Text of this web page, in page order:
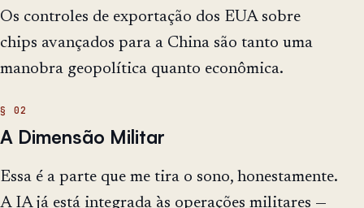
Os controles de exportação dos EUA sobre
chips avançados para a China são tanto uma
manobra geopolítica quanto econômica.
A Dimensão Militar
Essa é a parte que me tira o sono, honestamente.
A IA já está integrada às operações militares —